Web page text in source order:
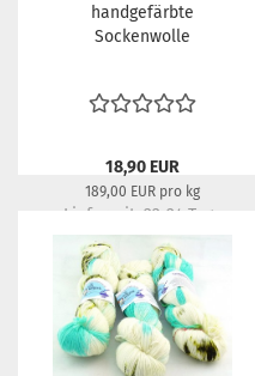
handgefärbte
Sockenwolle
18,90 EUR
189,00 EUR pro kg
Lieferzeit: 22-24 Tage